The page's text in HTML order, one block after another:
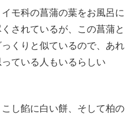
モ科の菖蒲の葉をお風呂に
されているが、この菖蒲と
くりと似ているので、あれ
ている人もいるらしい
し餡に白い餅、そして柏の